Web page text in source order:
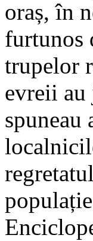
oraș, în
furtunos
trupelor
evreii
spuneau